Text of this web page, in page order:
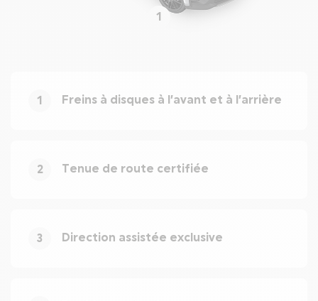
1
1 Freins à disques à l’avant et à l’arrière
2 Tenue de route certifiée
3 Direction assistée exclusive